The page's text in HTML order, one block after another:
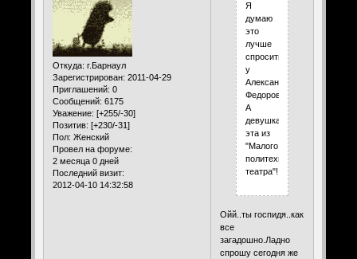
Откуда: г.Барнаул
Зарегистрирован: 2011-04-29
Приглашений: 0
Сообщений: 6175
Уважение: [+255/-30]
Позитив: [+230/-31]
Пол: Женский
Провел на форуме:
2 месяца 0 дней
Последний визит:
2012-04-10 14:32:58
Я
думаю
это
лучше
спросить
у
Александра
Федорова.
А
девушка
эта из
"Малого
политехнического
театра"!
Ойй..ты госпидя..как
все
загадошно.Ладно
спрошу сегодня же